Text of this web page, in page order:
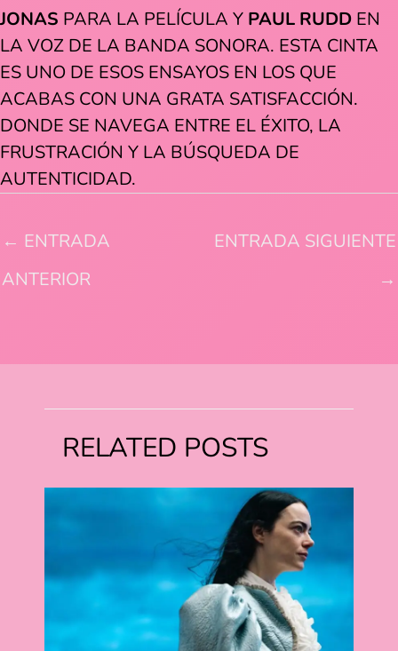
JONAS PARA LA PELÍCULA Y PAUL RUDD EN
LA VOZ DE LA BANDA SONORA. ESTA CINTA
ES UNO DE ESOS ENSAYOS EN LOS QUE
ACABAS CON UNA GRATA SATISFACCIÓN.
DONDE SE NAVEGA ENTRE EL ÉXITO, LA
FRUSTRACIÓN Y LA BÚSQUEDA DE
AUTENTICIDAD.
← ENTRADA
ANTERIOR
ENTRADA SIGUIENTE
→
RELATED POSTS